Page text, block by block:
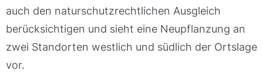
auch den naturschutzrechtlichen Ausgleich
berücksichtigen und sieht eine Neupflanzung an
zwei Standorten westlich und südlich der Ortslage
vor.